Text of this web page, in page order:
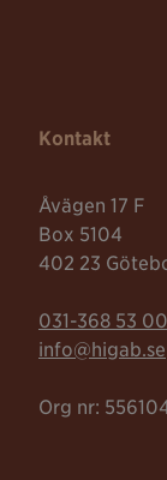
Kontakt
Åvägen 17 F
Box 5104
402 23
031-368 53 00
Mailadress:
info@higab.se
Org nr: